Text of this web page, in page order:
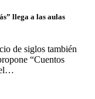
llega a las aulas
de siglos también
“Cuentos
el…